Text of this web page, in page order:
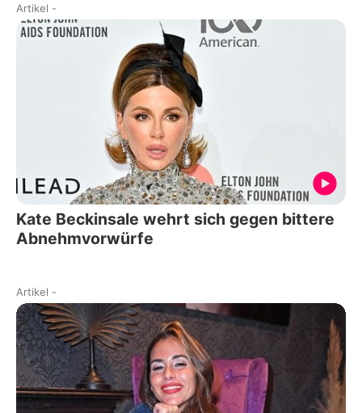
Artikel -
Kate Beckinsale wehrt sich gegen bittere
Abnehmvorwürfe
Artikel -